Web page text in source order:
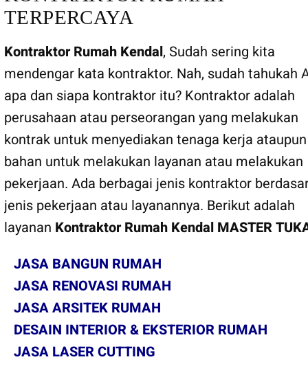
TERPERCAYA
Kontraktor Rumah Kendal, Sudah sering kita
mendengar kata kontraktor. Nah, sudah tahukah
apa dan siapa kontraktor itu? Kontraktor adalah
perusahaan atau perseorangan yang melakukan
kontrak untuk menyediakan tenaga kerja ataupun
bahan untuk melakukan layanan atau melakukan
pekerjaan. Ada berbagai jenis kontraktor
jenis pekerjaan atau layanannya. Berikut adalah
layanan Kontraktor Rumah KendalMASTER
JASA BANGUN RUMAH
JASA RENOVASI RUMAH
JASA ARSITEK RUMAH
DESAIN INTERIOR & EKSTERIOR RUMAH
JASA LASER CUTTING